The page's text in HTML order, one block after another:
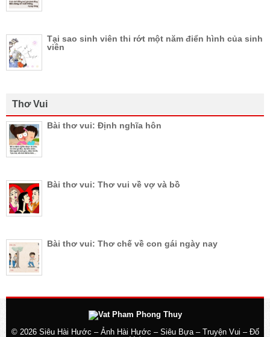
Tại sao sinh viên thi rớt một năm điển hình của sinh
viên
Thơ Vui
Bài thơ vui: Định nghĩa hôn
Bài thơ vui: Thơ vui về vợ và bồ
Bài thơ vui: Thơ chế về con gái ngày nay
© 2026 Siêu Hài Hước – Ảnh Hài Hước – Siêu Bựa – Truyện Vui – Đố